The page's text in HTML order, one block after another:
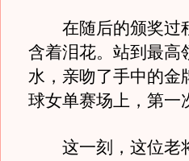
在随后的颁奖过程
含着泪花。站到最高
水，亲吻了手中的金
球女单赛场上，第一
这一刻，这位老将